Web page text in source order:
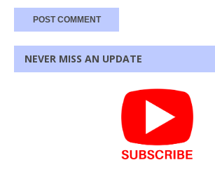
NEVER MISS AN UPDATE